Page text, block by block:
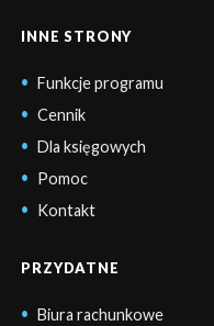
INNE STRONY
Funkcje programu
Cennik
Dla księgowych
Pomoc
Kontakt
PRZYDATNE
Biura rachunkowe